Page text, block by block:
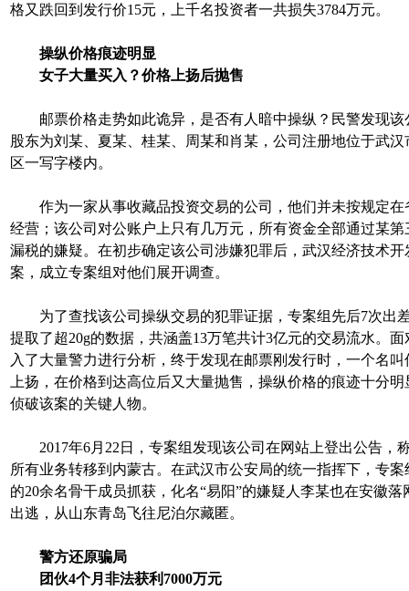
格又跌回到发行价15元，上千名投资者一共损失3784万元。
操纵价格痕迹明显
女子大量买入？价格上扬后抛售
邮票价格走势如此诡异，是否有人暗中操纵？民警发现该
股东为刘某、夏某、桂某、周某和肖某，公司注册地位于武
区一写字楼内。
作为一家从事收藏品投资交易的公司，他们并未按规定在
经营；该公司对公账户上只有几万元，所有资金全部通过某
漏税的嫌疑。在初步确定该公司涉嫌犯罪后，武汉经济技术
案，成立专案组对他们展开调查。
为了查找该公司操纵交易的犯罪证据，专案组先后7次出
提取了超20g的数据，共涵盖13万笔共计3亿元的交易流水。
入了大量警力进行分析，终于发现在邮票刚发行时，一个名
上扬，在价格到达高位后又大量抛售，操纵价格的痕迹十分
侦破该案的关键人物。
2017年6月22日，专案组发现该公司在网站上登出公告，
所有业务转移到内蒙古。在武汉市公安局的统一指挥下，专
的20余名骨干成员抓获，化名“易阳”的嫌疑人李某也在安徽
出逃，从山东青岛飞往尼泊尔藏匿。
警方还原骗局
团伙4个月非法获利7000万元